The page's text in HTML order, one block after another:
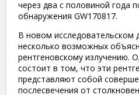
через два с половиной года
обнаружения GW170817.
В новом исследовательском
несколько возможных
рентгеновскому излучению.
состоит в том, что эти
представляют собой
послесвечения от